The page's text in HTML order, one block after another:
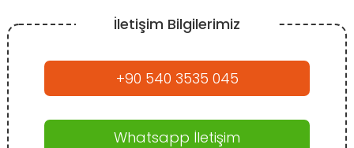
İletişim Bilgilerimiz
+90 540 3535 045
Whatsapp İletişim